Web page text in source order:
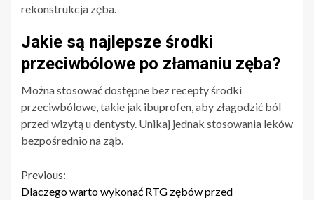
rekonstrukcja zęba.
Jakie są najlepsze środki
przeciwbólowe po złamaniu zęba?
Można stosować dostępne bez recepty środki
przeciwbólowe, takie jak ibuprofen, aby złagodzić ból
przed wizytą u dentysty. Unikaj jednak stosowania leków
bezpośrednio na ząb.
Continue
Previous:
Dlaczego warto wykonać RTG zębów przed